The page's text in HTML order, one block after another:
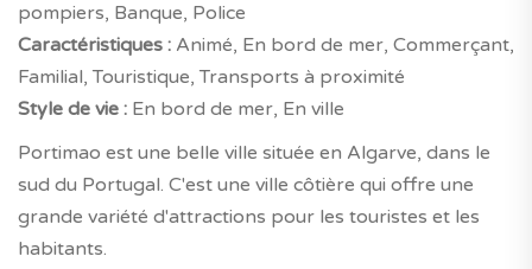
pompiers, Banque, Police
Caractéristiques : Animé, En bord de mer, Commerçant,
Familial, Touristique, Transports à proximité
Style de vie : En bord de mer, En ville
Portimao est une belle ville située en Algarve, dans le
sud du Portugal. C'est une ville côtière qui offre une
grande variété d'attractions pour les touristes et les
habitants.